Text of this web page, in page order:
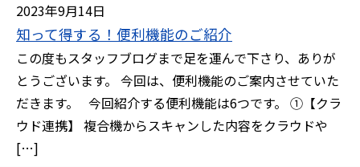
2023年9月14日
知って得する！便利機能のご紹介
この度もスタッフブログまで足を運んで下さり、ありが
とうございます。 今回は、便利機能のご案内させていた
だきます。 今回紹介する便利機能は6つです。 ①【クラ
ウド連携】 複合機からスキャンした内容をクラウドや
[…]